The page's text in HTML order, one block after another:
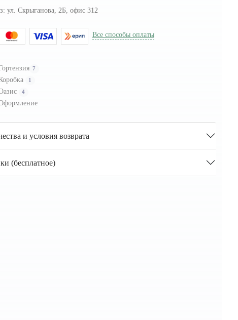
ул. Скрыганова, 2Б, офис 312
Все способы оплаты
7
1
4
и условия возврата
(бесплатное)